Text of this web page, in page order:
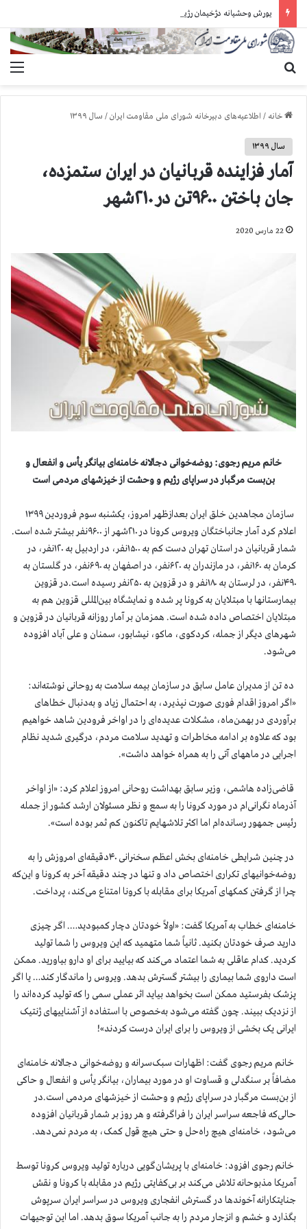
خانه / اطلاعیه‌های دبیرخانه شورای ملی مقاومت ایران/ سال ۱۳۹۹
سال ۱۳۹۹
آمار فزاینده قربانیان در ایران ستمزده،
جان‌ باختن ۹۶۰۰تن در ۲۱۰شهر
22 مارس 2020
خانم مریم رجوی: روضه‌خوانی دجالانه خامنه‌ای بیانگر یأس و انفعال و
بن‌بست مرگبار در سراپای رژیم و وحشت از خیزشهای مردمی است
سازمان مجاهدین خلق ایران بعدازظهر امروز، یکشنبه سوم فروردین ۱۳۹۹
اعلام کرد آمار جانباختگان ویروس کرونا در ۲۱۰شهر از ۹۶۰۰نفر بیشتر شده است.
شمار قربانیان در استان تهران دست کم به ۱۵۰۰نفر، در اردبیل به ۱۲۰نفر، در
کرمان به ۱۶۰نفر، در مازندران به ۶۲۰نفر، در اصفهان به ۶۹۰نفر، در گلستان به
۴۹۰نفر، در لرستان به ۱۸۰نفر و در قزوین به ۲۵۰نفر رسیده است.در قزوین
بیمارستانها با مبتلایان به کرونا پر شده و نمایشگاه بین‌المللی قزوین هم به
مبتلایان اختصاص داده شده است. همزمان بر آمار روزانه قربانیان در قزوین و
شهرهای دیگر از جمله، کردکوی، ماکو، نیشابور، سمنان و علی آباد افزوده
می‌شود.
ده تن از مدیران عامل سابق در سازمان بیمه سلامت به روحانی نوشته‌اند:
«اگر امروز اقدام فوری صورت نپذیرد، به احتمال زیاد و به‌دنبال خطاهای
برآوردی در بهمن‌ماه، مشکلات عدیده‌ای را در اواخر فرودین شاهد خواهیم
بود که علاوه بر ادامه مخاطرات و تهدید سلامت مردم، درگیری شدید نظام
اجرایی در ماههای آتی را به همراه خواهد داشت».
قاضی‌زاده هاشمی، وزیر سابق بهداشت روحانی امروز اعلام کرد: «از اواخر
آذرماه نگرانی‌ام در مورد کرونا را به سمع و نظر مسئولان ارشد کشور از جمله
رئیس جمهور رسانده‌ام اما اکثر تلاشهایم تاکنون کم ثمر بوده است».
در چنین شرایطی خامنه‌ای بخش اعظم سخنرانی ۴۰دقیقه‌ای امروزش را به
روضه‌خوانیهای تکراری اختصاص داد و تنها در چند دقیقه آخر به کرونا و این‌که
چرا از گرفتن کمکهای آمریکا برای مقابله با کرونا امتناع می‌کند، پرداخت.
خامنه‌ای خطاب به آمریکا گفت: «اولاً خودتان دچار کمبودید…. اگر چیزی
دارید صرف خودتان بکنید. ثانیاً شما متهمید که این ویروس را شما تولید
کردید. کدام عاقلی به شما اعتماد می‌کند که بیایید برای او دارو بیاورید. ممکن
است داروی شما بیماری را بیشتر گسترش بدهد. ویروس را ماندگار کند… یا اگر
پزشک بفرستید ممکن است بخواهد بیاید اثر عملی سمی را که تولید کرده‌اند را
از نزدیک ببیند. چون گفته می‌شود به‌خصوص با استفاده از آشناییهای ژنتیک
ایرانی یک بخشی از ویروس را برای ایران درست کردند»!
خانم مریم رجوی گفت: اظهارات سبک‌سرانه و روضه‌خوانی دجالانه خامنه‌ای
مضافاً بر سنگدلی و قساوت او در مورد بیماران، بیانگر یأس و انفعال و حاکی
از بن‌بست مرگبار در سراپای رژیم و وحشت از خیزشهای مردمی است.در
حالی‌که فاجعه سراسر ایران را فراگرفته و هر روز بر شمار قربانیان افزوده
می‌شود، خامنه‌ای هیچ راه‌حل و حتی هیچ قول کمک، به مردم نمی‌دهد.
خانم رجوی افزود: خامنه‌ای با پریشان‌گویی درباره تولید ویروس کرونا توسط
آمریکا مذبوحانه تلاش می‌کند بر بی‌کفایتی رژیم در مقابله با کرونا و نقش
جنایتکارانه آخوندها در گسترش انفجاری ویروس در سراسر ایران سرپوش
بگذارد و خشم و انزجار مردم را به جانب آمریکا سوق بدهد. اما این توجیهات